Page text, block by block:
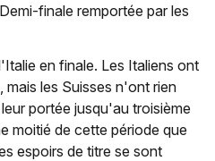
finale remportée par les
en finale. Les Italiens ont
mais les Suisses n'ont rien
portée jusqu'au troisième
moitié de cette période que
espoirs de titre se sont